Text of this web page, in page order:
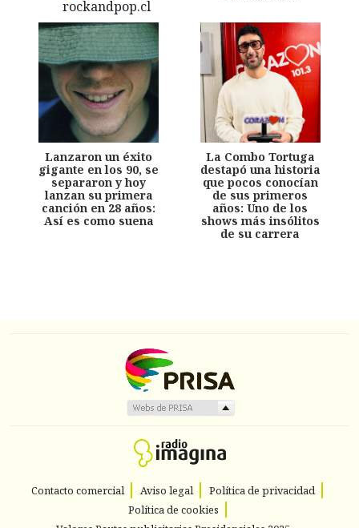
Lanzaron un éxito
gigante en los 90, se
separaron y hoy
lanzan su primera
canción en 28 años:
Así es como suena
La Combo Tortuga
destapó una historia
que pocos conocían
de sus primeros
años: Uno de los
shows más insólitos
de su carrera
Contacto comercial Aviso legal
Política de privacidad
Política de cookies